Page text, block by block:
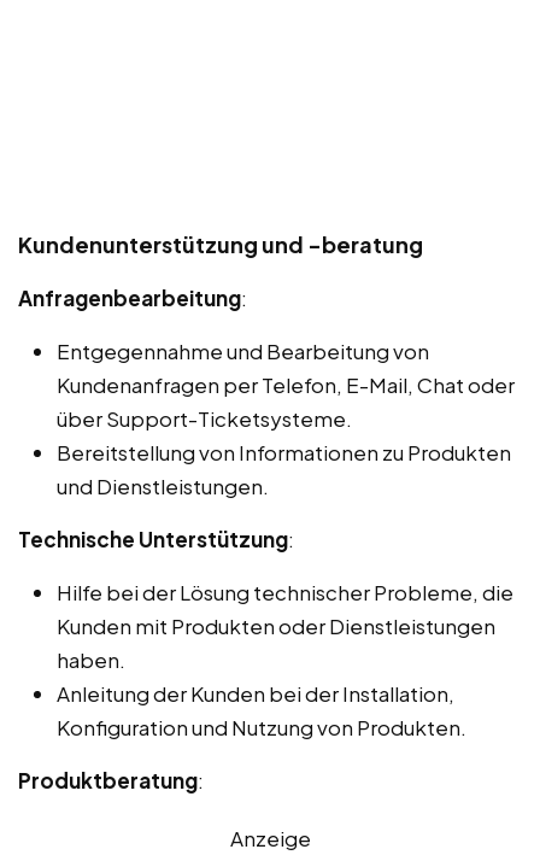
Kundenunterstützung und -beratung
Anfragenbearbeitung:
Entgegennahme und Bearbeitung von
Kundenanfragen per Telefon, E-Mail, Chat oder
über Support-Ticketsysteme.
Bereitstellung von Informationen zu Produkten
und Dienstleistungen.
Technische Unterstützung:
Hilfe bei der Lösung technischer Probleme, die
Kunden mit Produkten oder Dienstleistungen
haben.
Anleitung der Kunden bei der Installation,
Konfiguration und Nutzung von Produkten.
Produktberatung:
Anzeige